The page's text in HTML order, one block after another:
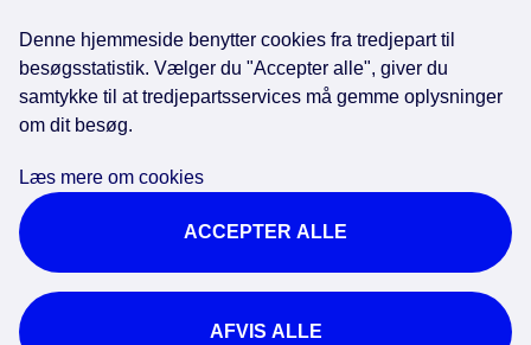
Genveje
EAN-numre i kommunen
Cookies
Tilgængelighedserklæring
Brug af kunstig intelligens
Denne hjemmeside benytter cookies fra tredjepart til
besøgsstatistik. Vælger du "Accepter alle", giver du
samtykke til at tredjepartsservices må gemme oplysninger
om dit besøg.
Læs mere om cookies
ACCEPTER ALLE
AFVIS ALLE